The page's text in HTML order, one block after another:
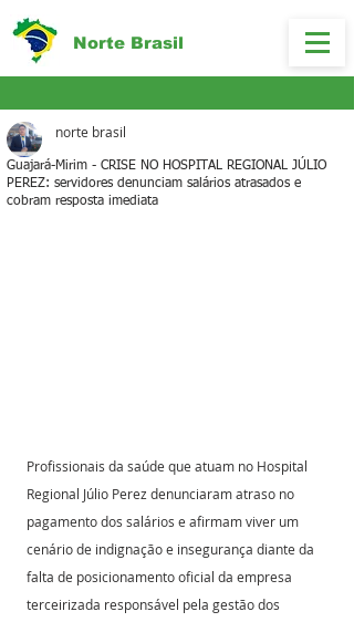
Norte Brasil
Guajará-Mirim - CRISE NO HOSPITAL REGIONAL JÚLIO
PEREZ: servidores denunciam salários atrasados e
cobram resposta imediata
norte brasil
Profissionais da saúde que atuam no Hospital
Regional Júlio Perez denunciaram atraso no
pagamento dos salários e afirmam viver um
cenário de indignação e insegurança diante da
falta de posicionamento oficial da empresa
terceirizada responsável pela gestão dos